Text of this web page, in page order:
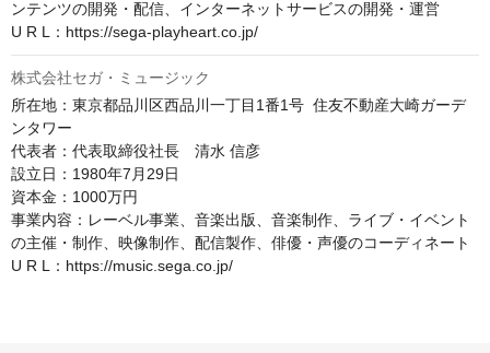
ンテンツの開発・配信、インターネットサービスの開発・運営
U R L：https://sega-playheart.co.jp/
株式会社セガ・ミュージック
所在地：東京都品川区西品川一丁目1番1号  住友不動産大崎ガーデ
ンタワー
代表者：代表取締役社長　清水 信彦
設立日：1980年7月29日
資本金：1000万円
事業内容：レーベル事業、音楽出版、音楽制作、ライブ・イベント
の主催・制作、映像制作、配信製作、俳優・声優のコーディネート
U R L：https://music.sega.co.jp/